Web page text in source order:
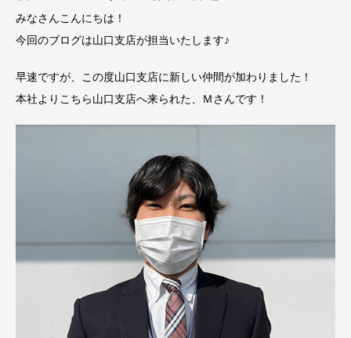
みなさんこんにちは！
今回のブログは山口支店が担当いたします♪
早速ですが、この度山口支店に新しい仲間が加わりました！
本社よりこちら山口支店へ来られた、Ｍさんです！